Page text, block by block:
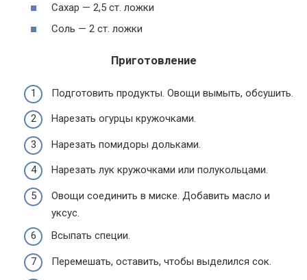
Сахар — 2,5 ст. ложки
Соль — 2 ст. ложки
Приготовление
Подготовить продукты. Овощи вымыть, обсушить.
Нарезать огурцы кружочками.
Нарезать помидоры дольками.
Нарезать лук кружочками или полукольцами.
Овощи соединить в миске. Добавить масло и
уксус.
Всыпать специи.
Перемешать, оставить, чтобы выделился сок.